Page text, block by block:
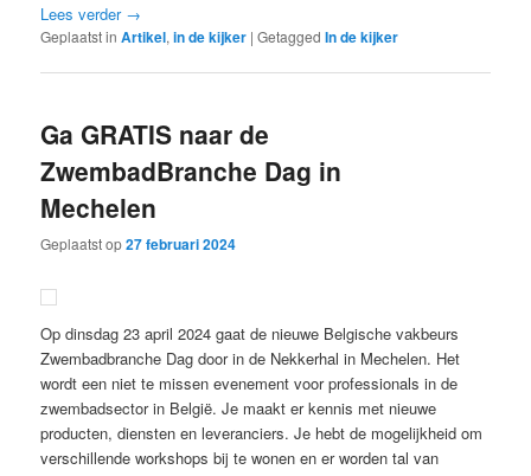
Lees verder →
Geplaatst in Artikel,in de kijker |Getagged In de kijker
Ga GRATIS naar de
ZwembadBranche Dag in
Mechelen
Geplaatst op27 februari 2024
Op dinsdag 23 april 2024 gaat de nieuwe Belgische vakbeurs
Zwembadbranche Dag door in de Nekkerhal in Mechelen. Het
wordt een niet te missen evenement voor professionals in de
zwembadsector in België. Je maakt er kennis met nieuwe
producten, diensten en leveranciers. Je hebt de mogelijkheid om
verschillende workshops bij te wonen en er worden tal van